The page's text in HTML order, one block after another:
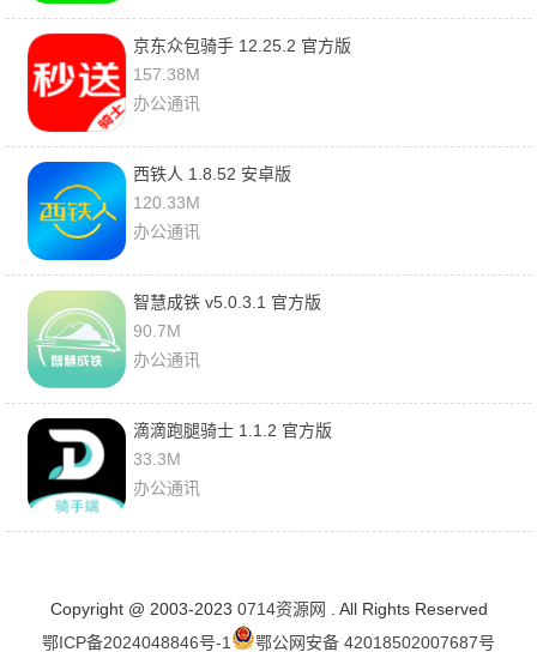
京东众包骑手 12.25.2 官方版
157.38M
办公通讯
西铁人 1.8.52 安卓版
120.33M
办公通讯
智慧成铁 v5.0.3.1 官方版
90.7M
办公通讯
滴滴跑腿骑士 1.1.2 官方版
33.3M
办公通讯
Copyright @ 2003-2023 0714资源网 . All Rights Reserved
鄂ICP备2024048846号-1
鄂公网安备 42018502007687号